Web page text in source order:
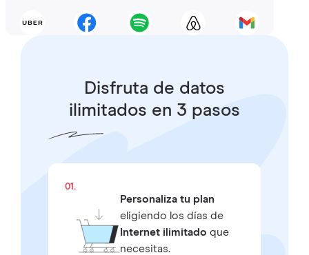
Disfruta de datos
ilimitados en 3 pasos
01.
Personaliza tu plan
eligiendo los días de
Internet ilimitado que
necesitas.